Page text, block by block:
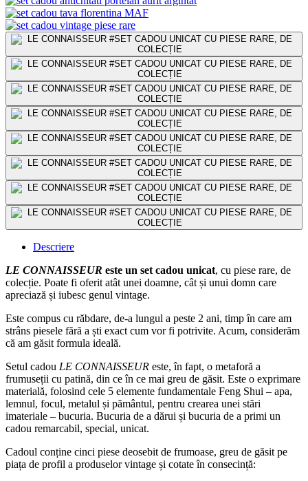
Descriere
LE CONNAISSEUR este un set cadou unicat, cu piese rare, de
colecție. Poate fi oferit atât unei doamne, cât și unui domn care
apreciază și iubesc genul vintage.
Este compus cu răbdare, de-a lungul a peste 2 ani, timp în care am
strâns piesele fără a ști exact cum vor fi potrivite. Acum, considerăm
că am găsit formula ideală.
Setul cadou LE CONNAISSEUR este, în fapt, o metaforă a
frumuseții cu patină, din ce în ce mai greu de găsit. Este o exprimare
materială, folosind cele 5 elemente fundamentale Feng Shui – apa,
lemnul, focul, metalul și pământul, pentru crearea unei stări
imateriale – bucuria. Bucuria de a dărui și bucuria de a primi un
cadou remarcabil, special, unicat.
Cadoul conține cinci piese deosebit de frumoase, greu de găsit pe
piața de profil a produselor vintage și cotate în consecință: